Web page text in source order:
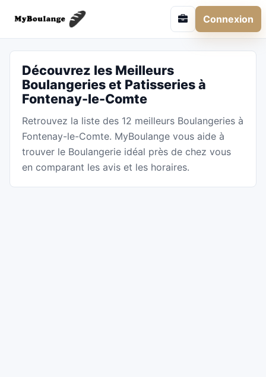
Connexion
Découvrez les Meilleurs
Boulangeries et Patisseries à
Fontenay-le-Comte
Retrouvez la liste des 12 meilleurs Boulangeries à
Fontenay-le-Comte. MyBoulange vous aide à
trouver le Boulangerie idéal près de chez vous
en comparant les avis et les horaires.